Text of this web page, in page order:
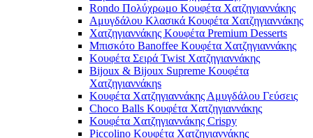
Rondo Πολύχρωμο Κουφέτα Χατζηγιαννάκης
Αμυγδάλου Κλασικά Κουφέτα Χατζηγιαννάκης
Χατζηγιαννάκης Κουφέτα Premium Desserts
Μπισκότο Banoffee Κουφέτα Χατζηγιαννάκης
Κουφέτα Σειρά Twist Χατζηγιαννάκης
Bijoux & Bijoux Supreme Κουφέτα
Χατζηγιαννάκηs
Κουφέτα Χατζηγιαννάκης Αμυγδάλου Γεύσεις
Choco Balls Κουφέτα Χατζηγιαννάκης
Κουφέτα Χατζηγιαννάκης Crispy
Piccolino Κουφέτα Χατζηγιαννάκης